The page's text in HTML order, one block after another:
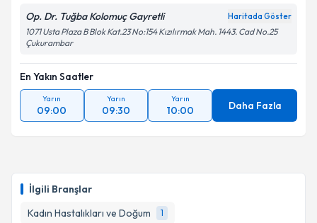
İlgili Branşlar
Kadın Hastalıkları ve Doğum
1
Op. Dr. Tuğba Kolomuç Gayretli Haritada Göster
1071 Usta Plaza B Blok Kat.23 No:154 Kızılırmak Mah. 1443. Cad No.25
Çukurambar
En Yakın Saatler
Yarın
09:00
Yarın
09:30
Yarın
10:00 Daha Fazla